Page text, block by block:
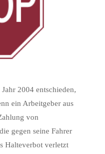
2004 entschieden,
ein Arbeitgeber aus
von
gegen seine Fahrer
Halteverbot verletzt